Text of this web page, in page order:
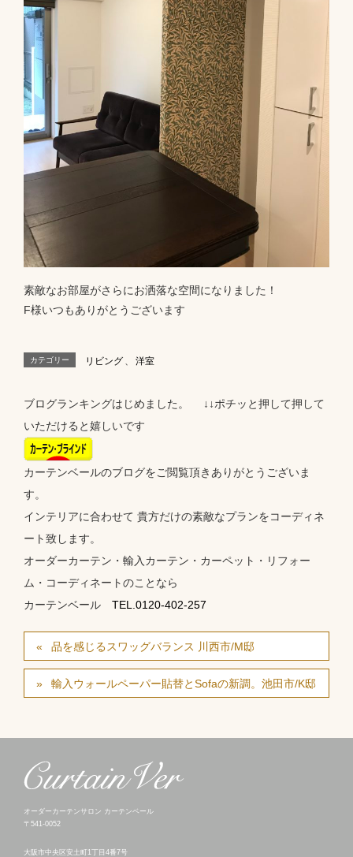
素敵なお部屋がさらにお洒落な空間になりました！
F様いつもありがとうございます
カテゴリー リビング 、 洋室
ブログランキングはじめました。 ↓↓ポチッと押して押して
いただけると嬉しいです
カーテンベールのブログをご閲覧頂きありがとうございま
す。
インテリアに合わせて 貴方だけの素敵なプランをコーディネ
ート致します。
オーダーカーテン・輸入カーテン・カーペット・リフォー
ム・コーディネートのことなら
カーテンベール TEL.0120-402-257
品を感じるスワッグバランス 川西市/M邸
輸入ウォールペーパー貼替とSofaの新調。池田市/K邸
オーダーカーテンサロン カーテンベール
〒541-0052
大阪市中央区安土町1丁目4番7号